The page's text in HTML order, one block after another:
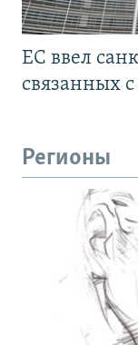
ЕС ввел
связанных
Регионы